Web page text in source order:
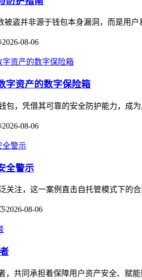
被盗并非源于钱包本身漏洞，而是
2026-08-06
字资产的数字保险箱
包，凭借其可靠的安全防护能力，成
2026-08-06
全警示
关注，这一案例直击自托管模式下
2026-08-06
，共同承担着保障用户资产安全、赋